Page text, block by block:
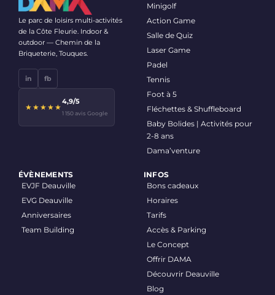
Le parc de loisirs multi-activités
de la Côte Fleurie. Indoor &
outdoor — Chemin de la
Briqueterie, Touques.
in fb
★★★★★
4,9/5
1 150 avis Google
Minigolf
Action Game
Salle de Quiz
Laser Game
Padel
Tennis
Foot à 5
Fléchettes & Shuffleboard
Baby Bolides | Activités pour
2-8 ans
Dama’venture
ÉVÈNEMENTS
EVJF Deauville
EVG Deauville
Anniversaires
Team Building
INFOS
Bons cadeaux
Horaires
Tarifs
Accès & Parking
Le Concept
Offrir DAMA
Découvrir Deauville
Blog